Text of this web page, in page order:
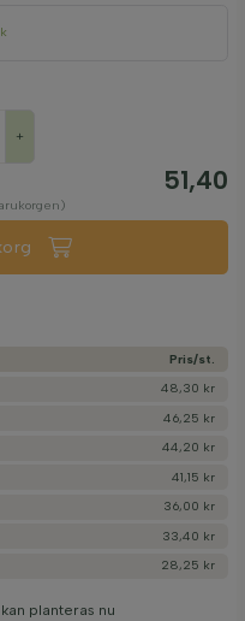
+
51,40
Pris/­st.
48,30 kr
46,25 kr
44,20 kr
41,15 kr
36,00 kr
33,40 kr
28,25 kr
kan planteras nu